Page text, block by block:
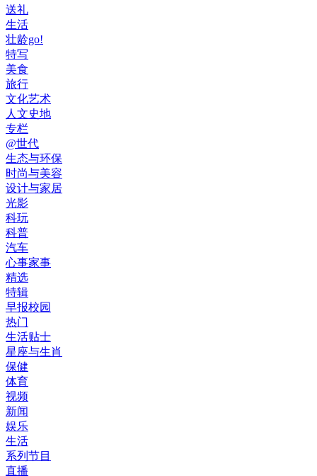
送礼
生活
壮龄go!
特写
美食
旅行
文化艺术
人文史地
专栏
@世代
生态与环保
时尚与美容
设计与家居
光影
科玩
科普
汽车
心事家事
精选
特辑
早报校园
热门
生活贴士
星座与生肖
保健
体育
视频
新闻
娱乐
生活
系列节目
直播